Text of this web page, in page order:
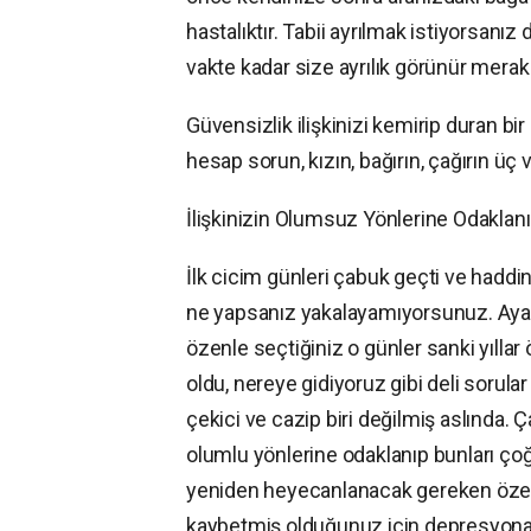
hastalıktır. Tabii ayrılmak istiyorsanız
vakte kadar size ayrılık görünür
Güvensizlik ilişkinizi kemirip duran bir
hesap sorun, kızın, bağırın, çağırın
İlişkinizin Olumsuz Yönlerine
İlk cicim günleri çabuk geçti ve
ne yapsanız yakalayamıyorsunuz.
özenle seçtiğiniz o günler sanki yıllar
oldu, nereye gidiyoruz gibi deli
çekici ve cazip biri değilmiş aslında.
olumlu yönlerine odaklanıp bunları
yeniden heyecanlanacak gereken
kaybetmiş olduğunuz için